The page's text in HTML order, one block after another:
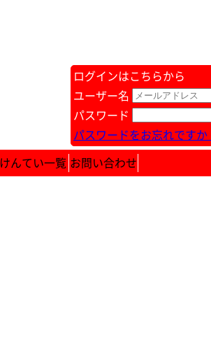
ログインはこちらから
ユーザー名
パスワード
パスワードをお忘れですか
けんてい一覧 お問い合わせ